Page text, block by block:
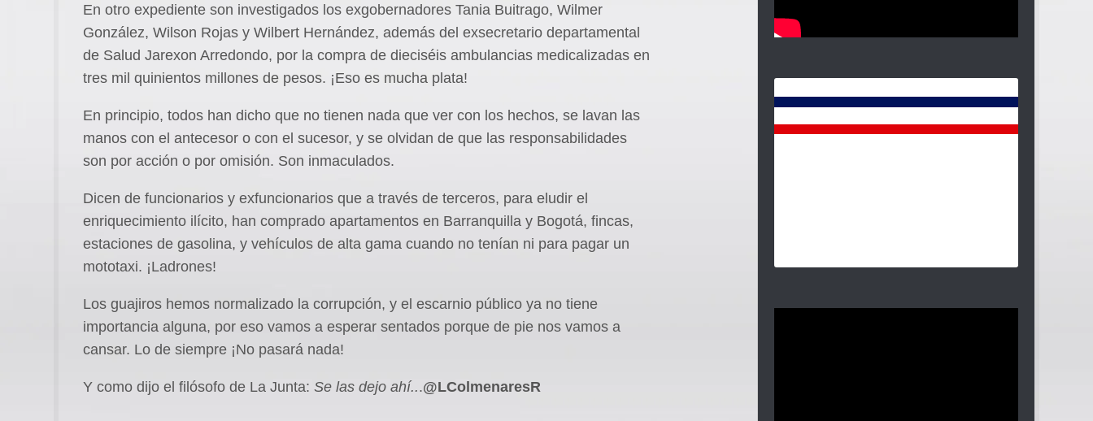
En otro expediente son investigados los exgobernadores Tania Buitrago, Wilmer
González, Wilson Rojas y Wilbert Hernández, además del exsecretario departamental
de Salud Jarexon Arredondo, por la compra de dieciséis ambulancias medicalizadas en
tres mil quinientos millones de pesos. ¡Eso es mucha plata!
En principio, todos han dicho que no tienen nada que ver con los hechos, se lavan las
manos con el antecesor o con el sucesor, y se olvidan de que las responsabilidades
son por acción o por omisión. Son inmaculados.
Dicen de funcionarios y exfuncionarios que a través de terceros, para eludir el
enriquecimiento ilícito, han comprado apartamentos en Barranquilla y Bogotá, fincas,
estaciones de gasolina, y vehículos de alta gama cuando no tenían ni para pagar un
mototaxi. ¡Ladrones!
Los guajiros hemos normalizado la corrupción, y el escarnio público ya no tiene
importancia alguna, por eso vamos a esperar sentados porque de pie nos vamos a
cansar. Lo de siempre ¡No pasará nada!
Y como dijo el filósofo de La Junta: Se las dejo ahí...@LColmenaresR